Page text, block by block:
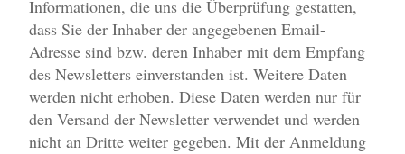
Informationen, die uns die Überprüfung gestatten,
dass Sie der Inhaber der angegebenen Email-
Adresse sind bzw. deren Inhaber mit dem Empfang
des Newsletters einverstanden ist. Weitere Daten
werden nicht erhoben. Diese Daten werden nur für
den Versand der Newsletter verwendet und werden
nicht an Dritte weiter gegeben. Mit der Anmeldung